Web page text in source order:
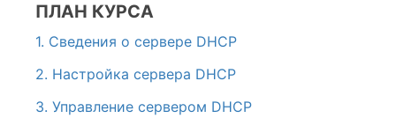
ПЛАН КУРСА
1. Сведения о сервере DHCP
2. Настройка сервера DHCP
3. Управление сервером DHCP